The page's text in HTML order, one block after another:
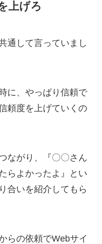
上げろ
通して言っていまし
に、やっぱり信頼で
頼度を上げていくの
ながり、『〇〇さん
らよかったよ』とい
合いを紹介してもら
らの依頼でWebサイ